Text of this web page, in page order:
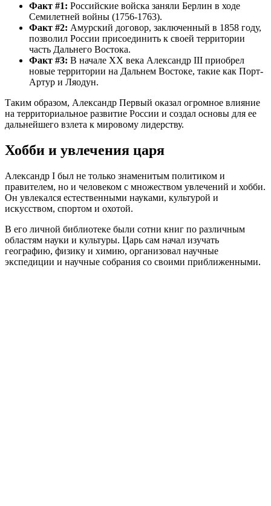
Факт #1: Российские войска заняли Берлин в ходе
Семилетней войны (1756-1763).
Факт #2: Амурский договор, заключенный в 1858 году,
позволил России присоединить к своей территории
часть Дальнего Востока.
Факт #3: В начале XX века Александр III приобрел
новые территории на Дальнем Востоке, такие как Порт-
Артур и Ляодун.
Таким образом, Александр Первый оказал огромное влияние
на территориальное развитие России и создал основы для ее
дальнейшего взлета к мировому лидерству.
Хобби и увлечения царя
Александр I был не только знаменитым политиком и
правителем, но и человеком с множеством увлечений и хобби.
Он увлекался естественными науками, культурой и
искусством, спортом и охотой.
В его личной библиотеке были сотни книг по различным
областям науки и культуры. Царь сам начал изучать
географию, физику и химию, организовал научные
экспедиции и научные собрания со своими приближенными.